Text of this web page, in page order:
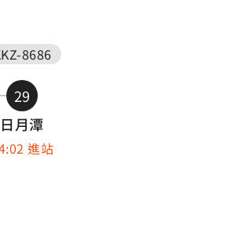
8686
29
日月潭
進站